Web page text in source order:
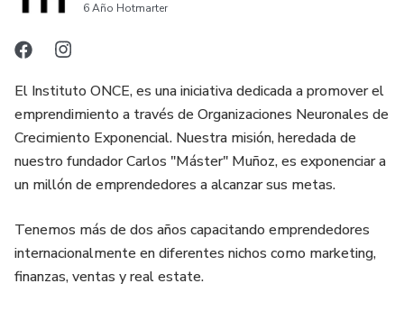
6 Año Hotmarter
El Instituto ONCE, es una iniciativa dedicada a promover el
emprendimiento a través de Organizaciones Neuronales de
Crecimiento Exponencial. Nuestra misión, heredada de
nuestro fundador Carlos "Máster" Muñoz, es exponenciar a
un millón de emprendedores a alcanzar sus metas.
Tenemos más de dos años capacitando emprendedores
internacionalmente en diferentes nichos como marketing,
finanzas, ventas y real estate.